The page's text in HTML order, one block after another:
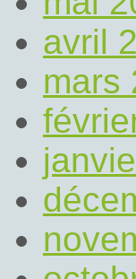
avril
mars